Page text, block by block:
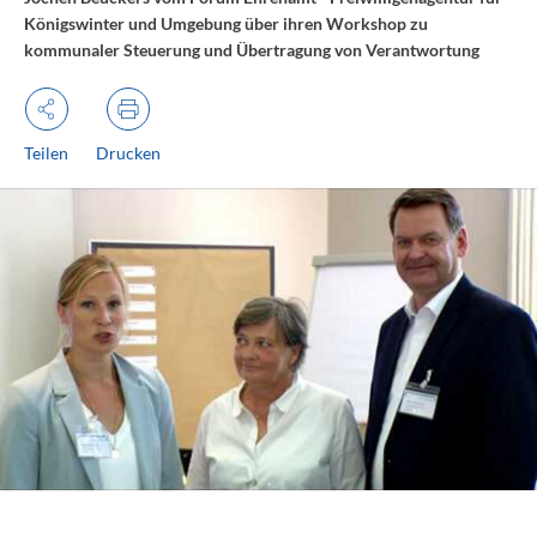
Königswinter und Umgebung über ihren Workshop zu
kommunaler Steuerung und Übertragung von Verantwortung
Teilen Drucken